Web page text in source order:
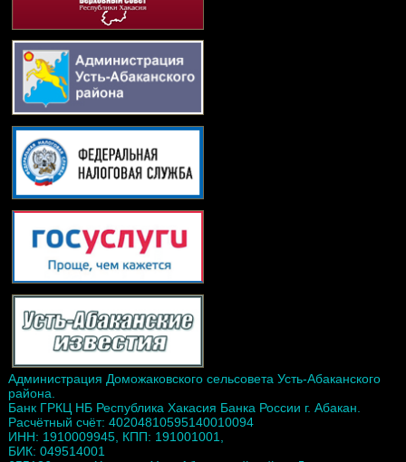
Администрация Доможаковского сельсовета Усть-Абаканского
района.
Банк ГРКЦ НБ Республика Хакасия Банка России г. Абакан.
Расчётный счёт: 40204810595140010094
ИНН: 1910009945, КПП: 191001001,
БИК: 049514001